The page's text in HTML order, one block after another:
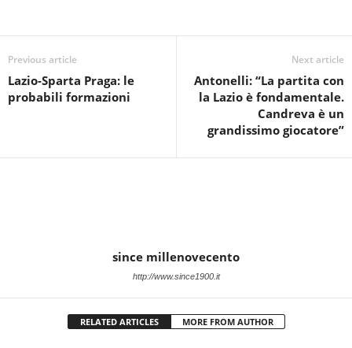
Previous article
Lazio-Sparta Praga: le
probabili formazioni
Next article
Antonelli: “La partita con
la Lazio è fondamentale.
Candreva è un
grandissimo giocatore”
since millenovecento
http://www.since1900.it
RELATED ARTICLES MORE FROM AUTHOR